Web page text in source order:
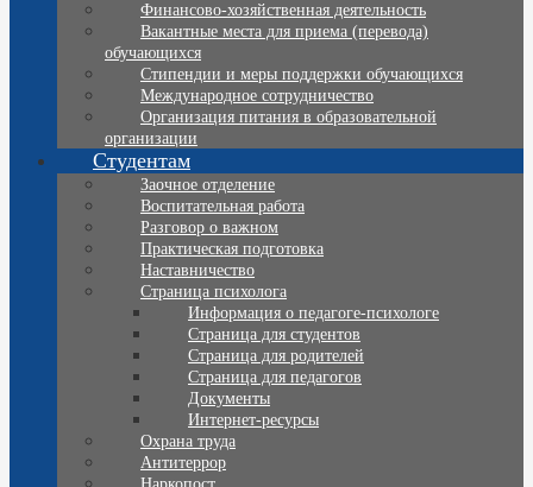
Финансово-хозяйственная деятельность
Вакантные места для приема (перевода)
обучающихся
Стипендии и меры поддержки обучающихся
Международное сотрудничество
Организация питания в образовательной
организации
Студентам
Заочное отделение
Воспитательная работа
Разговор о важном
Практическая подготовка
Наставничество
Страница психолога
Информация о педагоге-психологе
Страница для студентов
Страница для родителей
Страница для педагогов
Документы
Интернет-ресурсы
Охрана труда
Антитеррор